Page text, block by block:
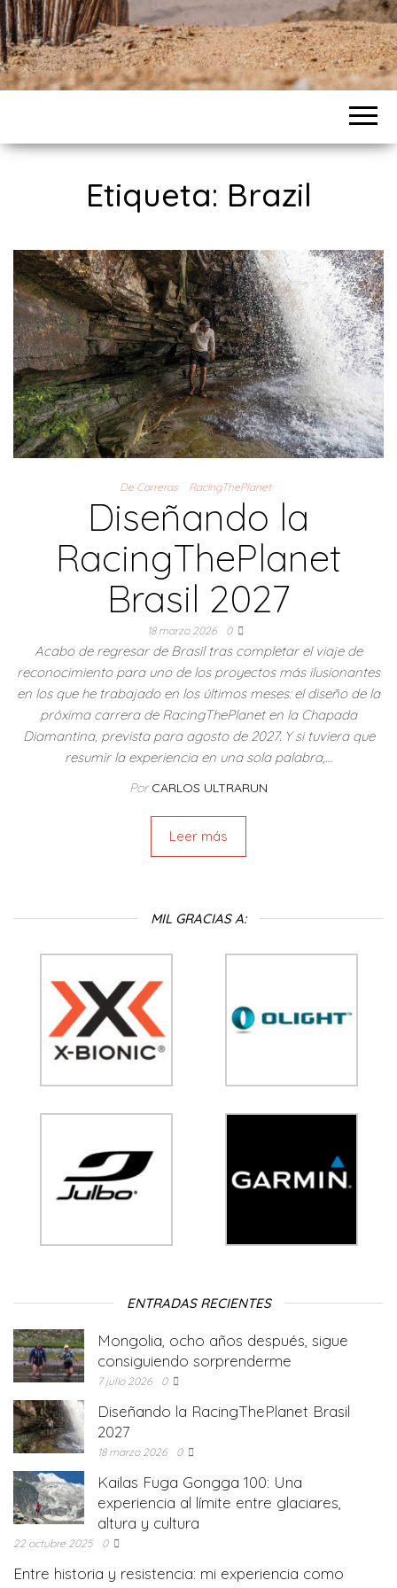
Etiqueta: Brazil
De Carreras RacingThePlanet
Diseñando la
RacingThePlanet
Brasil 2027
18 marzo 2026 0
Acabo de regresar de Brasil tras completar el viaje de
reconocimiento para uno de los proyectos más ilusionantes
en los que he trabajado en los últimos meses: el diseño de la
próxima carrera de RacingThePlanet en la Chapada
Diamantina, prevista para agosto de 2027. Y si tuviera que
resumir la experiencia en una sola palabra,…
Por CARLOS ULTRARUN
Leer más
MIL GRACIAS A:
ENTRADAS RECIENTES
Mongolia, ocho años después, sigue
consiguiendo sorprenderme
7 julio 2026 0
Diseñando la RacingThePlanet Brasil
2027
18 marzo 2026 0
Kailas Fuga Gongga 100: Una
experiencia al límite entre glaciares,
altura y cultura
22 octubre 2025 0
Entre historia y resistencia: mi experiencia como